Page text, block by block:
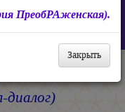
диалог)
ПреобРАженская).
Закрыть